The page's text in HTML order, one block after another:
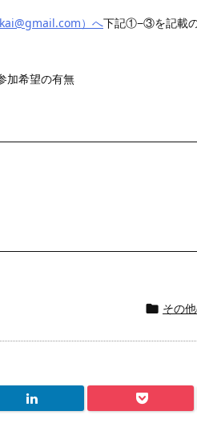
）へ下記①−③を記載
希望の有無
 その